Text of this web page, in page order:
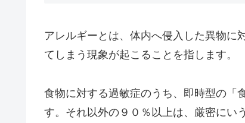
アレルギーとは、体内へ侵入した異物に
てしまう現象が起こることを指します。
食物に対する過敏症のうち、即時型の「
す。それ以外の９０％以上は、厳密にい